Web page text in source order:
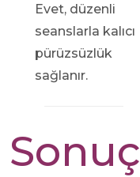
Evet, düzenli
seanslarla kalıcı
pürüzsüzlük
sağlanır.
Sonuç